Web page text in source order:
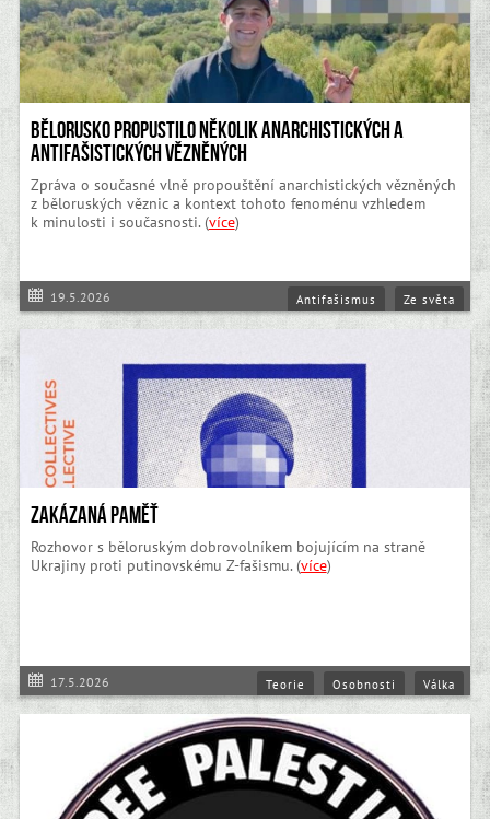
Bělorusko propustilo několik anarchistických a
antifašistických vězněných
Zpráva o současné vlně propouštění anarchistických vězněných
z běloruských věznic a kontext tohoto fenoménu vzhledem
k minulosti i současnosti. (více)
19.5.2026 Antifašismus Ze světa
Zakázaná paměť
Rozhovor s běloruským dobrovolníkem bojujícím na straně
Ukrajiny proti putinovskému Z-fašismu. (více)
17.5.2026 Teorie Osobnosti Válka